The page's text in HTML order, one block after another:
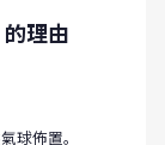
理由
球佈置。